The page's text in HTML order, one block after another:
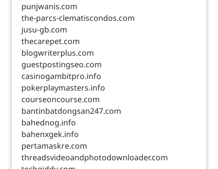
punjwanis.com
the-parcs-clematiscondos.com
jusu-gb.com
thecarepet.com
blogwriterplus.com
guestpostingseo.com
casinogambitpro.info
pokerplaymasters.info
courseoncourse.com
bantinbatdongsan247.com
bahednog.info
bahenxgek.info
pertamaskre.com
threadsvideoandphotodownloader.com